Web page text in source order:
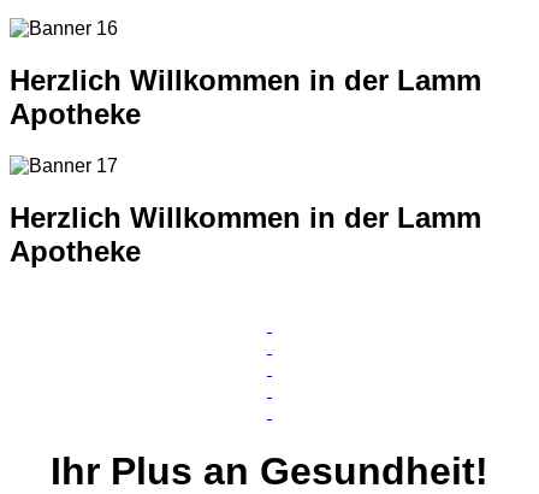
Herzlich Willkommen in der Lamm
Apotheke
Herzlich Willkommen in der Lamm
Apotheke
Ihr Plus an Gesundheit!